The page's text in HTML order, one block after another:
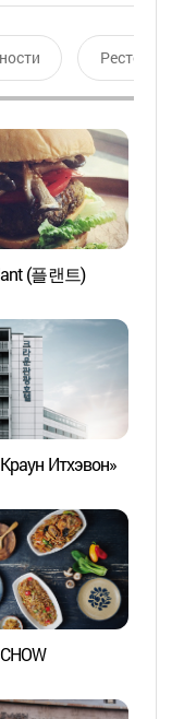
Ресторан
(플랜트)
Итхэвон»